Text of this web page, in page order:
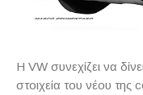
Η VW συνεχίζει να
στοιχεία του νέου